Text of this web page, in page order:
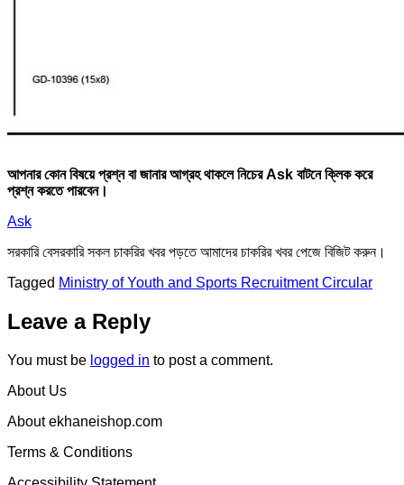
আপনার কোন বিষয়ে প্রশ্ন বা জানার আগ্রহ থাকলে নিচের Ask বাটনে ক্লিক করে
প্রশ্ন করতে পারবেন।
Ask
সরকারি বেসরকারি সকল চাকরির খবর পড়তে আমাদের চাকরির খবর পেজে বিজিট করুন।
Tagged Ministry of Youth and Sports Recruitment Circular
Leave a Reply
You must be logged in to post a comment.
About Us
About ekhaneishop.com
Terms & Conditions